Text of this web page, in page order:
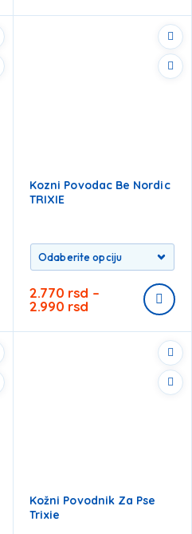
Kozni Povodac Be Nordic
TRIXIE
2.770 rsd –
2.990 rsd
Kožni Povodnik Za Pse
Trixie